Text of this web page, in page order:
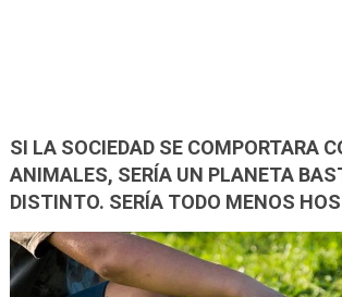
SI LA SOCIEDAD SE COMPORTARA
ANIMALES, SERÍA UN PLANETA
DISTINTO. SERÍA TODO MENOS